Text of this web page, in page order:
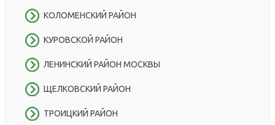
КОЛОМЕНСКИЙ РАЙОН
КУРОВСКОЙ РАЙОН
ЛЕНИНСКИЙ РАЙОН МОСКВЫ
ЩЕЛКОВСКИЙ РАЙОН
ТРОИЦКИЙ РАЙОН